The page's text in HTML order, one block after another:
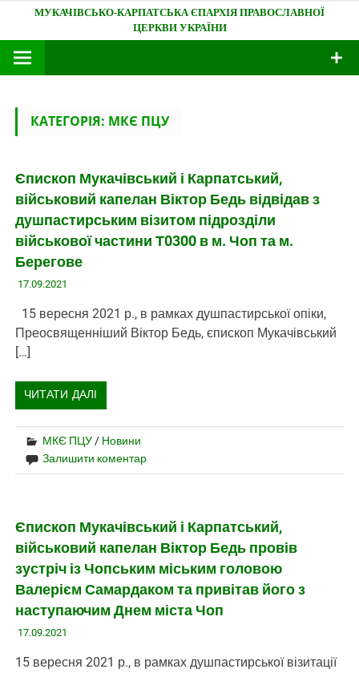
content
Мукачівсько-Карпатська єпархія
КАТЕГОРІЯ: МКЄ ПЦУ
Єпископ Мукачівський і Карпатський,
військовий капелан Віктор Бедь відвідав з
душпастирським візитом підрозділи
військової частини Т0300 в м. Чоп та м.
Берегове
17.09.2021
15 вересня 2021 р., в рамках душпастирської опіки,
Преосвященніший Віктор Бедь, єпископ Мукачівський
[…]
ЧИТАТИ ДАЛІ
МКЄ ПЦУ/ Новини
Залишити коментар
Єпископ Мукачівський і Карпатський,
військовий капелан Віктор Бедь провів
зустріч із Чопським міським головою
Валерієм Самардаком та привітав його з
наступаючим Днем міста Чоп
17.09.2021
15 вересня 2021 р., в рамках душпастирської візитації